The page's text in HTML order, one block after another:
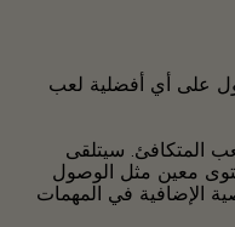
على أي أفضلية لعب
المتكافئ. سيتلقى
معين مثل الوصول
الإضافية في المهمات